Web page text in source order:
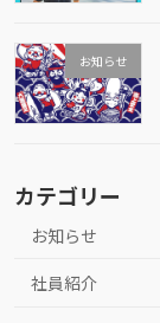
お知らせ
カテゴリー
お知らせ
社員紹介